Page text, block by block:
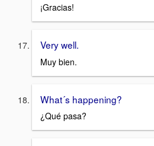
¡Gracias!
Very well.
Muy bien.
What´s happening?
¿Qué pasa?